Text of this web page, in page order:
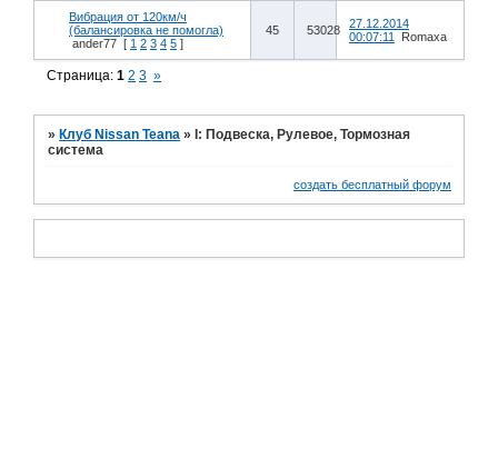
Вибрация от 120км/ч
(балансировка не помогла)
ander77 [ 1 2 3 4 5 ]
45 53028
27.12.2014
00:07:11
Romaxa
Страница:1 2 3 »
»Клуб Nissan Teana »I: Подвеска, Рулевое, Тормозная
система
создать бесплатный форум